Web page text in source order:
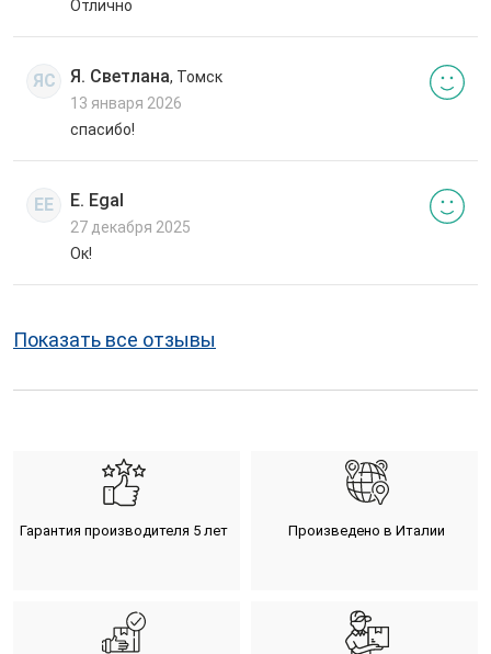
Отлично
ЯС Я. Светлана, Томск
13 января 2026
спасибо!
EE E. Egal
27 декабря 2025
Ок!
Показать все отзывы
Гарантия производителя 5 лет Произведено в Италии